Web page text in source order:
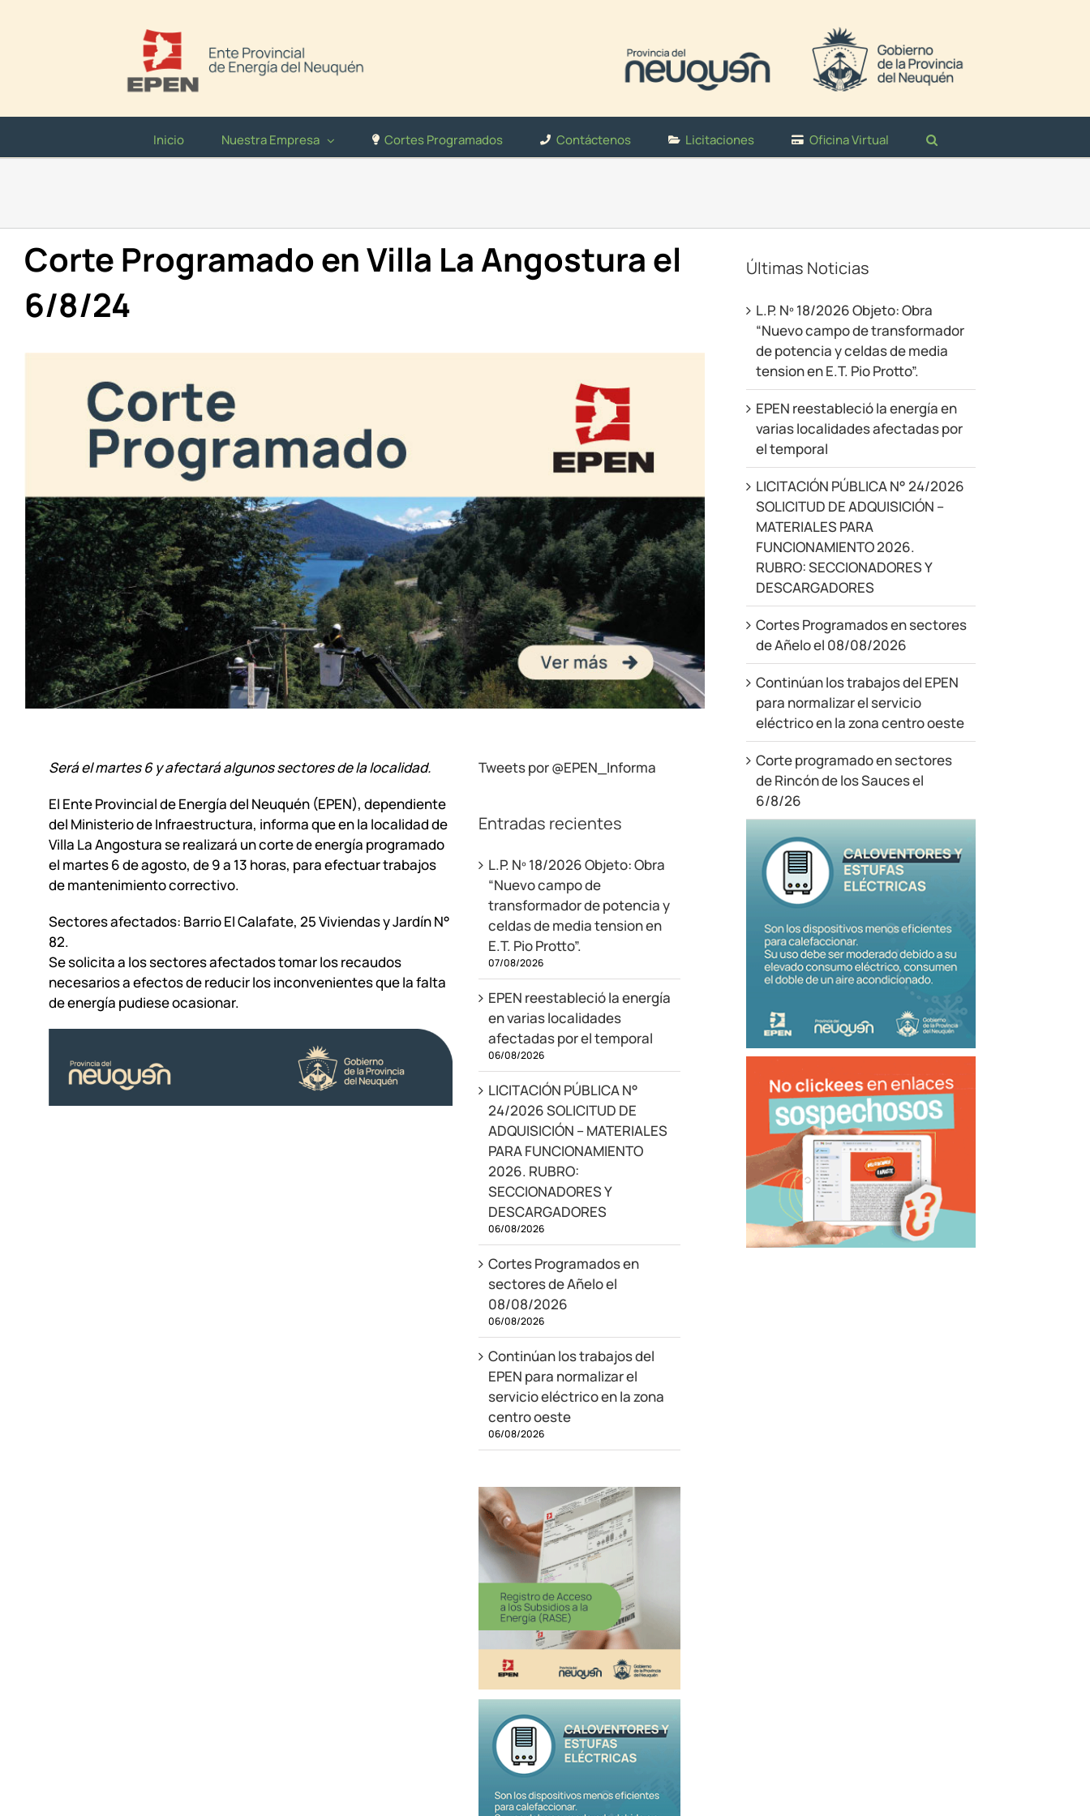
Inicio Nuestra Empresa Cortes Programados Contáctenos Licitaciones Oficina Virtual
Corte Programado en Villa La Angostura el
6/8/24
Será el martes 6 y afectará algunos sectores de la localidad.
El Ente Provincial de Energía del Neuquén (EPEN), dependiente
del Ministerio de Infraestructura, informa que en la localidad de
Villa La Angostura se realizará un corte de energía programado
el martes 6 de agosto, de 9 a 13 horas, para efectuar trabajos
de mantenimiento correctivo.
Sectores afectados: Barrio El Calafate, 25 Viviendas y Jardín N°
82.
Se solicita a los sectores afectados tomar los recaudos
necesarios a efectos de reducir los inconvenientes que la falta
de energía pudiese ocasionar.
Tweets por @EPEN_Informa
Entradas recientes
L.P. Nº 18/2026 Objeto: Obra
“Nuevo campo de
transformador de potencia y
celdas de media tension en
E.T. Pio Protto”.
07/08/2026
EPEN reestableció la energía
en varias localidades
afectadas por el temporal
06/08/2026
LICITACIÓN PÚBLICA N°
24/2026 SOLICITUD DE
ADQUISICIÓN – MATERIALES
PARA FUNCIONAMIENTO
2026. RUBRO:
SECCIONADORES Y
DESCARGADORES
06/08/2026
Cortes Programados en
sectores de Añelo el
08/08/2026
06/08/2026
Continúan los trabajos del
EPEN para normalizar el
servicio eléctrico en la zona
centro oeste
06/08/2026
Últimas Noticias
L.P. Nº 18/2026 Objeto: Obra
“Nuevo campo de transformador
de potencia y celdas de media
tension en E.T. Pio Protto”.
EPEN reestableció la energía en
varias localidades afectadas por
el temporal
LICITACIÓN PÚBLICA N° 24/2026
SOLICITUD DE ADQUISICIÓN –
MATERIALES PARA
FUNCIONAMIENTO 2026.
RUBRO: SECCIONADORES Y
DESCARGADORES
Cortes Programados en sectores
de Añelo el 08/08/2026
Continúan los trabajos del EPEN
para normalizar el servicio
eléctrico en la zona centro oeste
Corte programado en sectores
de Rincón de los Sauces el
6/8/26